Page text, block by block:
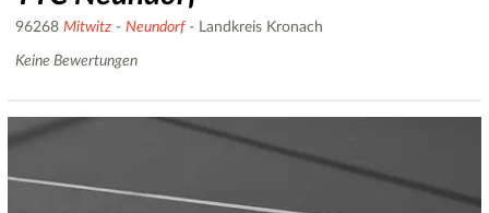
96268 Mitwitz - Neundorf- Landkreis Kronach
Keine Bewertungen